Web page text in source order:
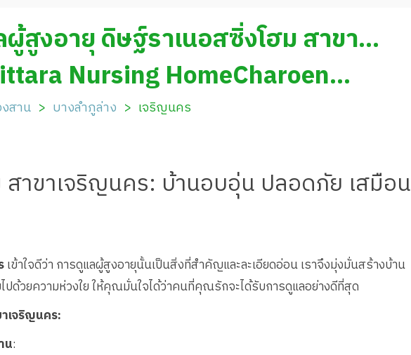
สูงอายุ ดิษฐ์ราเนอสซิ่งโฮม สาขา
Nursing HomeCharoen
Branch
สาน บางลำภูล่าง เจริญนคร
สาขาเจริญนคร: บ้านอบอุ่น ปลอดภัย เสมือน
เข้าใจดีว่า การดูแลผู้สูงอายุนั้นเป็นสิ่งที่สำคัญและละเอียดอ่อน เราจึงมุ่งมั่นสร้างบ้าน
ปด้วยความห่วงใย ให้คุณมั่นใจได้ว่าคนที่คุณรักจะได้รับการดูแลอย่างดีที่สุด
เจริญนคร:
น: